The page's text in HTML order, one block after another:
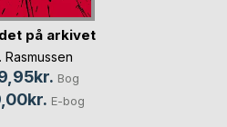
på arkivet
Rasmussen
Bog
E-bog